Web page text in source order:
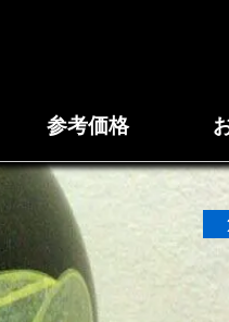
参考価格